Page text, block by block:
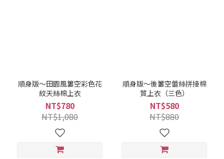
順身版～田園風簍空彩色花
紋天絲棉上衣
NT$780
NT$1,080
順身版～後簍空蕾絲拼接棉
質上衣（三色）
NT$580
NT$880